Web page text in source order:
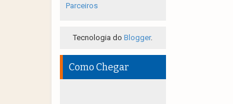
Parceiros
Tecnologia doBlogger.
Como Chegar